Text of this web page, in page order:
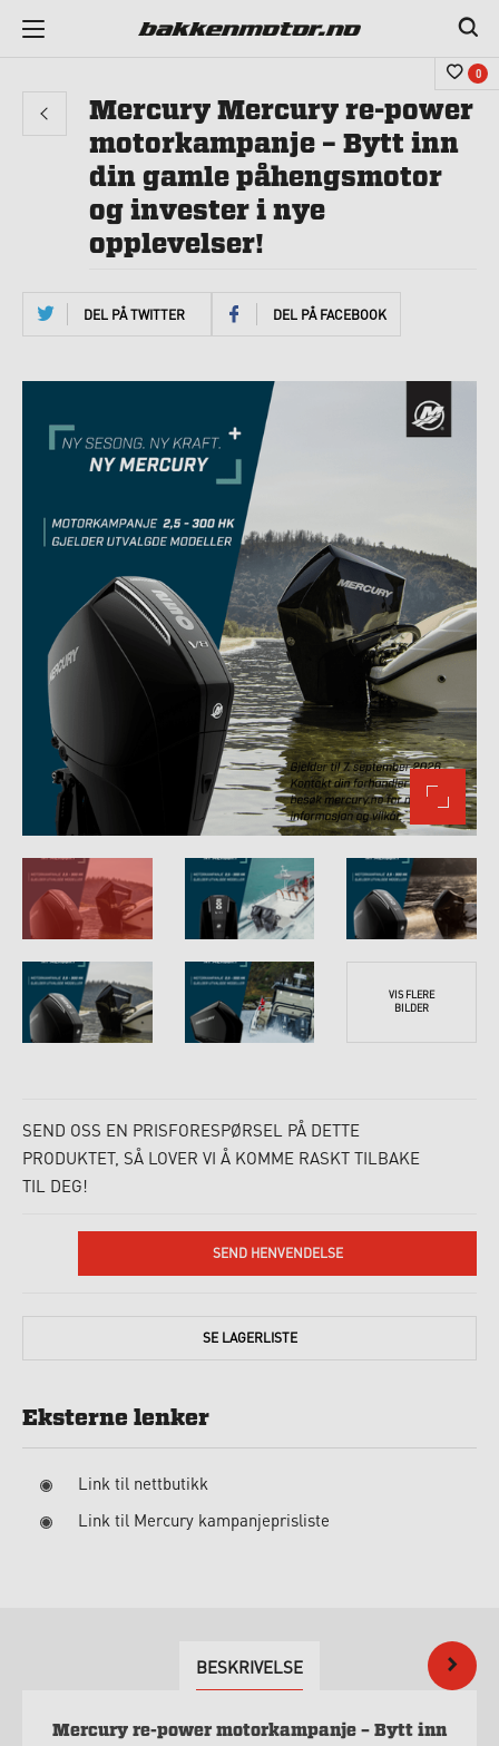
0
DEL PÅ TWITTER DEL PÅ FACEBOOK
Mercury Mercury re-power
motorkampanje – Bytt inn
din gamle påhengsmotor
og invester i nye
opplevelser!
VIS FLERE
BILDER
SEND OSS EN PRISFORESPØRSEL PÅ DETTE
PRODUKTET, SÅ LOVER VI Å KOMME RASKT TILBAKE
TIL DEG!
SEND HENVENDELSE
SE LAGERLISTE
Eksterne lenker
Link til nettbutikk
Link til Mercury kampanjeprisliste
BESKRIVELSE
Mercury re-power motorkampanje – Bytt inn